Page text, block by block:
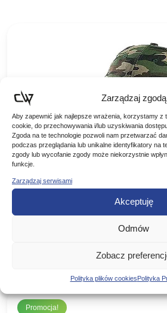
Zarządzaj zgodą
Aby zapewnić jak najlepsze wrażenia, korzystamy z
cookie, do przechowywania i/lub uzyskiwania
Zgoda na te technologie pozwoli nam przetwarzać
podczas przeglądania lub unikalne identyfikatory na
zgody lub wycofanie zgody może niekorzystnie
funkcje.
Zarządzaj serwisami
Akceptuję
Odmów
Zobacz
Polityka plików cookiesPolityka
JAXON CZAPKA Z
JASNE MORO
Posiada latarkę wbudowaną w
nocnym łowieniu. 5 diod, zasilana 2
DODAJ DO KOSZYKA
Promocja!